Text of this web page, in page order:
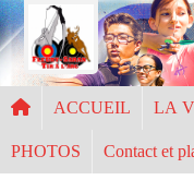
ACCUEIL LA
PHOTOS Contact et
Panneau de gestion des